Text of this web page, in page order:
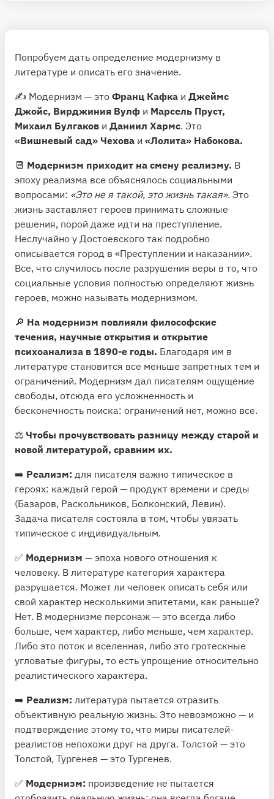
Попробуем дать определение модернизму в
литературе и описать его значение.
✍️ Модернизм — это Франц Кафка и Джеймс
Джойс, Вирджиния Вулф и Марсель Пруст,
Михаил Булгаков и Даниил Хармс. Это
«Вишневый сад» Чехова и «Лолита» Набокова.
📆 Модернизм приходит на смену реализму. В
эпоху реализма все объяснялось социальными
вопросами: «Это не я такой, это жизнь такая». Это
жизнь заставляет героев принимать сложные
решения, порой даже идти на преступление.
Неслучайно у Достоевского так подробно
описывается город в «Преступлении и наказании».
Все, что случилось после разрушения веры в то, что
социальные условия полностью определяют жизнь
героев, можно называть модернизмом.
🔎 На модернизм повлияли философские
течения, научные открытия и открытие
психоанализа в 1890-е годы. Благодаря им в
литературе становится все меньше запретных тем и
ограничений. Модернизм дал писателям ощущение
свободы, отсюда его усложненность и
бесконечность поиска: ограничений нет, можно все.
⚖️ Чтобы прочувствовать разницу между старой и
новой литературой, сравним их.
➡️ Реализм: для писателя важно типическое в
героях: каждый герой — продукт времени и среды
(Базаров, Раскольников, Болконский, Левин).
Задача писателя состояла в том, чтобы увязать
типическое с индивидуальным.
✅ Модернизм — эпоха нового отношения к
человеку. В литературе категория характера
разрушается. Может ли человек описать себя или
свой характер несколькими эпитетами, как раньше?
Нет. В модернизме персонаж — это всегда либо
больше, чем характер, либо меньше, чем характер.
Либо это поток и вселенная, либо это гротескные
угловатые фигуры, то есть упрощение относительно
реалистического характера.
➡️ Реализм: литература пытается отразить
объективную реальную жизнь. Это невозможно — и
подтверждение этому то, что миры писателей-
реалистов непохожи друг на друга. Толстой — это
Толстой, Тургенев — это Тургенев.
✅ Модернизм: произведение не пытается